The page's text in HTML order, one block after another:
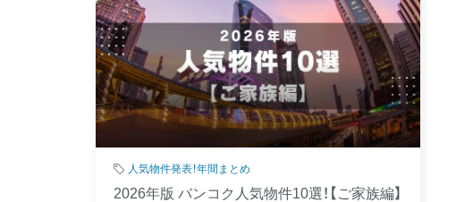
人気物件発表！年間まとめ
2026年版 バンコク人気物件10選！【ご家族編】